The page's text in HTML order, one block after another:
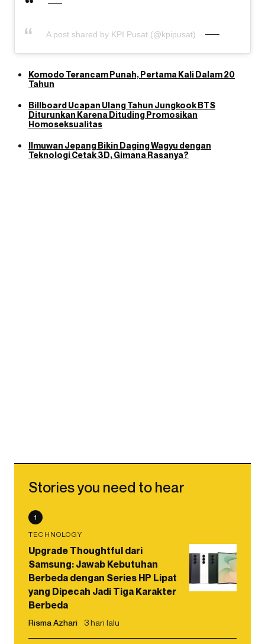
A post shared by KPI Pusat (@kpipusat)
Komodo Terancam Punah, Pertama Kali Dalam 20
Tahun
Billboard Ucapan Ulang Tahun Jungkook BTS
Diturunkan Karena Dituding Promosikan
Homoseksualitas
Ilmuwan Jepang Bikin Daging Wagyu dengan
Teknologi Cetak 3D, Gimana Rasanya?
Stories you need to hear
1
TECHNOLOGY
Upgrade Thoughtful dari
Samsung: Jawab Kebutuhan
Berbeda dengan Series HP Lipat
yang Dipecah Jadi Tiga Karakter
Berbeda
Risma Azhari 3 hari lalu